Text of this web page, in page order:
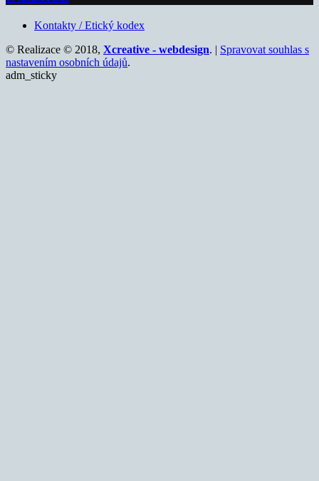
Kontakty / Etický kodex
© Realizace © 2018, Xcreative - webdesign. | Spravovat souhlas s
nastavením osobních údajů.
adm_sticky